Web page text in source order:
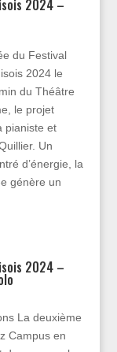
2024 –
du Festival
2024 le
du Théâtre
le projet
pianiste et
Un
d’énergie, la
génère un
2024 –
La deuxième
Campus en